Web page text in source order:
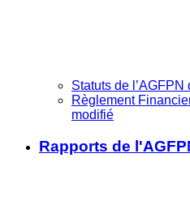
Statuts de
Règlement
modifié
Rapports de